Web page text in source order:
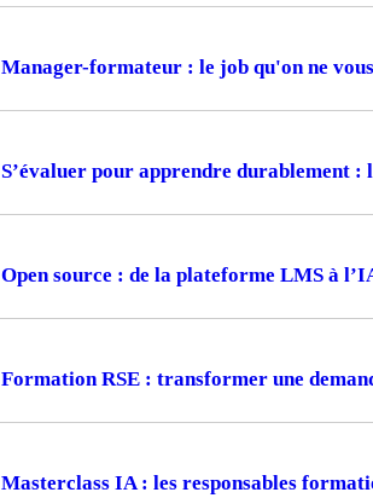
Manager-formateur : le job qu'on ne
S’évaluer pour apprendre durablement :
Open source : de la plateforme LMS à
Formation RSE : transformer une
Masterclass IA : les responsables